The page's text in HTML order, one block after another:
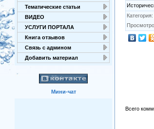
Тематические статьи
ВИДЕО
УСЛУГИ ПОРТАЛА
Книга отзывов
Связь с админом
Добавить материал
Мини-чат
Категория:
Всего